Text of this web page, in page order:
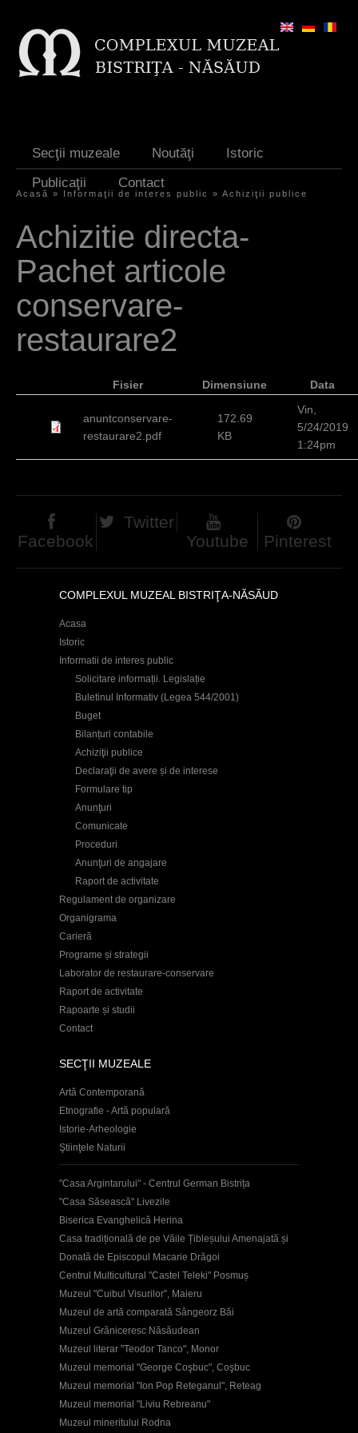
Secţii muzeale Noutăţi
Istoric
Publicaţii
Contact
ş
i
a
i
i
Acasă » Informaţii de interes public » Achiziţii publice
Achizitie directa-
Pachet articole
conservare-
restaurare2
Fisier Dimensiune Data
anuntconservare-
restaurare2.pdf
172.69
KB
Vin,
5/24/2019
1:24pm
Facebook
Twitter
Youtube
Pinterest
COMPLEXUL MUZEAL BISTRIŢA-NĂSĂUD
Acasa
Istoric
Informatii de interes public
Solicitare informații. Legislație
Buletinul Informativ (Legea 544/2001)
Buget
Bilanțuri contabile
Achiziţii publice
Declaraţii de avere și de interese
Formulare tip
Anunţuri
Comunicate
Proceduri
Anunţuri de angajare
Raport de activitate
Regulament de organizare
Organigrama
Carieră
Programe și strategii
Laborator de restaurare-conservare
Raport de activitate
Rapoarte și studii
Contact
SECŢII MUZEALE
Artă Contemporană
Etnografie - Artă populară
Istorie-Arheologie
Ştiinţele Naturii
"Casa Argintarului" - Centrul German Bistrița
"Casa Săsească" Livezile
Biserica Evanghelică Herina
Casa tradițională de pe Văile Țibleșului Amenajată și
Donată de Episcopul Macarie Drăgoi
Centrul Multicultural "Castel Teleki" Posmuș
Muzeul "Cuibul Visurilor", Maieru
Muzeul de artă comparată Sângeorz Băi
Muzeul Grăniceresc Năsăudean
Muzeul literar "Teodor Tanco", Monor
Muzeul memorial "George Coşbuc", Coşbuc
Muzeul memorial "Ion Pop Reteganul", Reteag
Muzeul memorial "Liviu Rebreanu"
Muzeul mineritului Rodna